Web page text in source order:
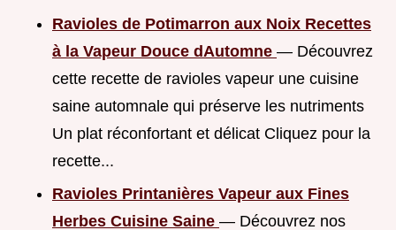
Ravioles de Potimarron aux Noix Recettes
à la Vapeur Douce dAutomne — Découvrez
cette recette de ravioles vapeur une cuisine
saine automnale qui préserve les nutriments
Un plat réconfortant et délicat Cliquez pour la
recette...
Ravioles Printanières Vapeur aux Fines
Herbes Cuisine Saine — Découvrez nos